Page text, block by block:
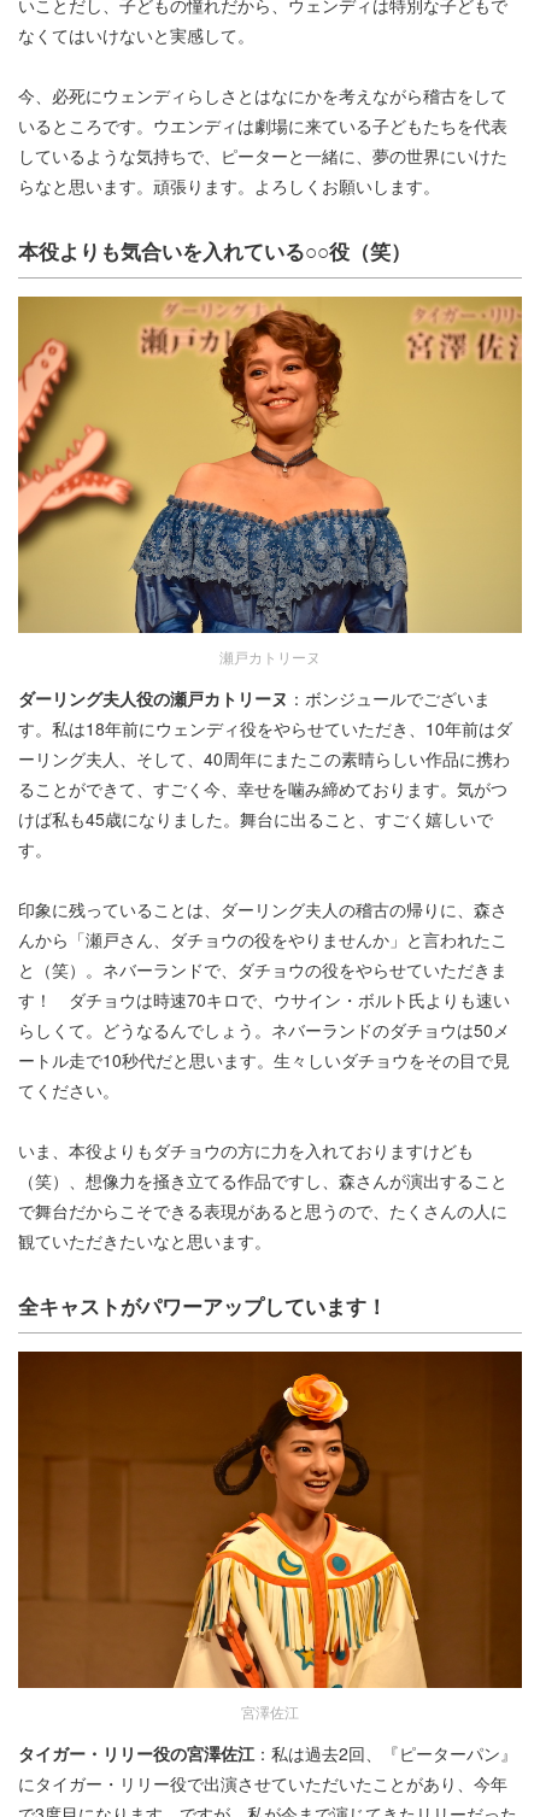
いことだし、子どもの憧れだから、ウェンディは特別な子どもで
なくてはいけないと実感して。
今、必死にウェンディらしさとはなにかを考えながら稽古をして
いるところです。ウエンディは劇場に来ている子どもたちを代表
しているような気持ちで、ピーターと一緒に、夢の世界にいけた
らなと思います。頑張ります。よろしくお願いします。
本役よりも気合いを入れている○○役（笑）
瀬戸カトリーヌ
ダーリング夫人役の瀬戸カトリーヌ ：ボンジュールでございま
す。私は18年前にウェンディ役をやらせていただき、10年前はダ
ーリング夫人、そして、40周年にまたこの素晴らしい作品に携わ
ることができて、すごく今、幸せを噛み締めております。気がつ
けば私も45歳になりました。舞台に出ること、すごく嬉しいで
す。
印象に残っていることは、ダーリング夫人の稽古の帰りに、森さ
んから「瀬戸さん、ダチョウの役をやりませんか」と言われたこ
と（笑）。ネバーランドで、ダチョウの役をやらせていただきま
す！ ダチョウは時速70キロで、ウサイン・ボルト氏よりも速い
らしくて。どうなるんでしょう。ネバーランドのダチョウは50メ
ートル走で10秒代だと思います。生々しいダチョウをその目で見
てください。
いま、本役よりもダチョウの方に力を入れておりますけども
（笑）、想像力を掻き立てる作品ですし、森さんが演出すること
で舞台だからこそできる表現があると思うので、たくさんの人に
観ていただきたいなと思います。
全キャストがパワーアップしています！
宮澤佐江
タイガー・リリー役の宮澤佐江 ：私は過去2回、『ピーターパン』
にタイガー・リリー役で出演させていただいたことがあり、今年